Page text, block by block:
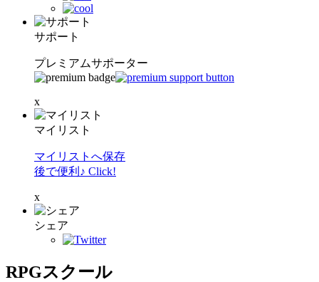
サポート
プレミアムサポーター
x
マイリスト
マイリストへ保存
後で便利♪ Click!
x
シェア
RPGスクール